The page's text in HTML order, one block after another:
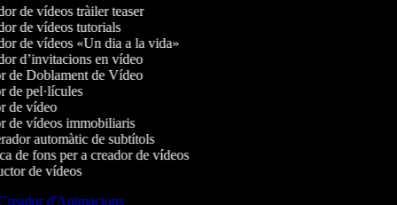
de vídeos tràiler teaser
de vídeos tutorials
de vídeos «Un dia a la vida»
d’invitacions en vídeo
de Doblament de Vídeo
pel·lícules
de vídeo
de vídeos immobiliaris
automàtic de subtítols
de fons per a creador de vídeos
de vídeos
d'Animacions